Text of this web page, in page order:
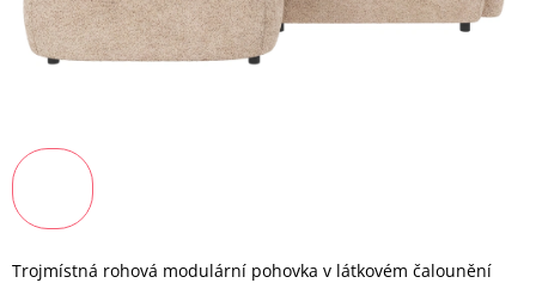
Trojmístná rohová modulární pohovka v látkovém čalounění